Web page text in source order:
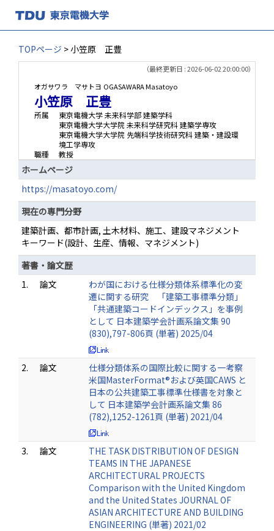
TOPページ > 小笠原 正豊
（最終更新日 : 2026-06-02 20:00:00）
オガサワラ マサトヨ OGASAWARA Masatoyo
小笠原 正豊
所属
東京電機大学 未来科学部 建築学科
東京電機大学大学院 未来科学研究科 建築学専攻
東京電機大学大学院 先端科学技術研究科 建築・建設環
境工学専攻
職種
教授
ホームページ
https://masatoyo.com/
現在の専門分野
建築計画、都市計画, 土木材料、施工、建設マネジメント
キーワード(設計、生産、情報、マネジメント)
著書・論文歴
1.
論文
わが国における仕様分類体系標準化の変
遷に関する研究 「建築工事標準分類」
「共通建築コードインデックス」を事例
として 日本建築学会計画系論文集 90
(830),797-806頁 (単著) 2025/04
2. 論文
仕様分類体系の国際比較に関する一考察
米国MasterFormat®および英国CAWS と
日本の公共建築工事標準仕様書を対象と
して 日本建築学会計画系論文集 86
(782),1252-1261頁 (単著) 2021/04
3. 論文
THE TASK DISTRIBUTION OF DESIGN
TEAMS IN THE JAPANESE
ARCHITECTURAL PROJECTS
Comparison with the United Kingdom
and the United States JOURNAL OF
ASIAN ARCHITECTURE AND BUILDING
ENGINEERING (単著) 2021/02